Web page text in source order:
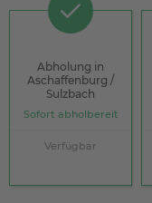
Abholung in
Aschaffenburg /
Sulzbach
Sofort abholbereit
Verfügbar